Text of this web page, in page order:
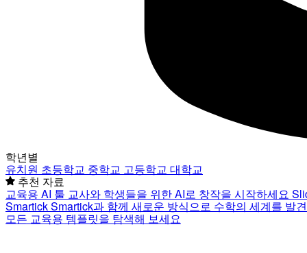
학년별
유치원 초등학교 중학교 고등학교 대학교
추천 자료
교육용 AI 툴 교사와 학생들을 위한 AI로 창작을 시작하세요
SmartickSmartick과 함께 새로운 방식으로 수학의 세계를 발
모든 교육용 템플릿을 탐색해 보세요